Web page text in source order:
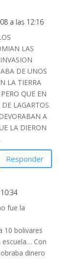
a las 12:16
LAS
DE UNOS
LA TIERRA
QUE EN
LAGARTOS
A
LA DIERON
Responder
fue la
10 bolivares
escuela… Con
dinero